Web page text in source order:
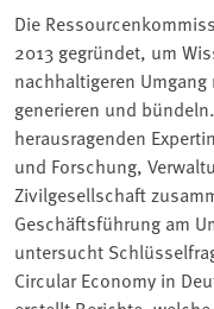
Die
2013 gegründet, um
nachhaltigeren
generieren und
herausragenden
und Forschung,
Zivilgesellschaft
Geschäftsführung am
untersucht
Circular Economy in